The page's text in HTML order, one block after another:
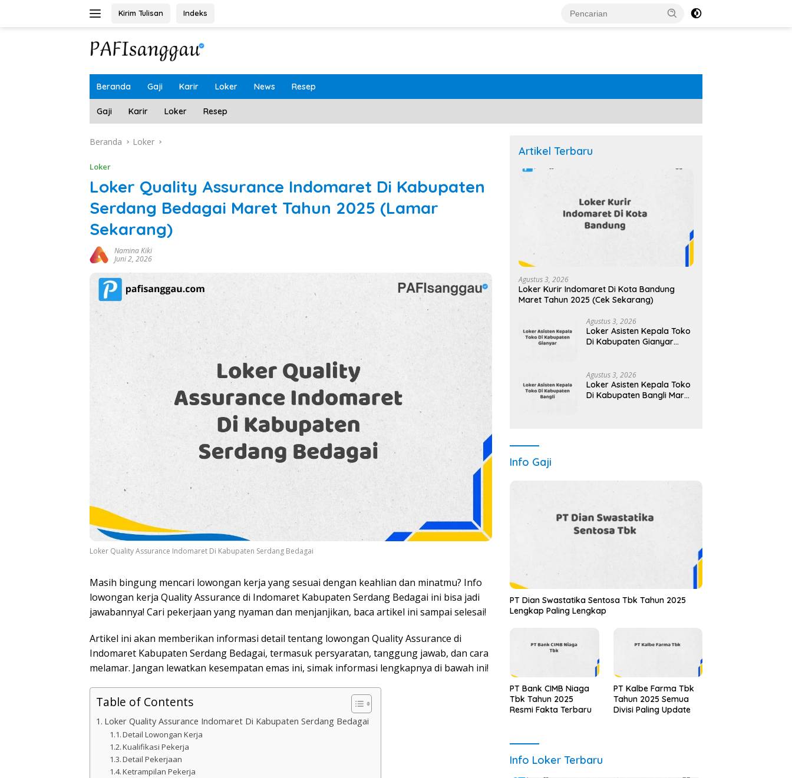
Kirim Tulisan Indeks
Beranda Gaji Karir Loker News Resep
Gaji Karir Loker Resep
Beranda Loker
Loker
Loker Quality Assurance Indomaret Di Kabupaten
Serdang Bedagai Maret Tahun 2025 (Lamar
Sekarang)
Namina Kiki
Juni 2, 2026
Loker Quality Assurance Indomaret Di Kabupaten Serdang Bedagai
Masih bingung mencari lowongan kerja yang sesuai dengan keahlian dan minatmu? Info
lowongan kerja Quality Assurance di Indomaret Kabupaten Serdang Bedagai ini bisa jadi
jawabannya! Cari pekerjaan yang nyaman dan menjanjikan, baca artikel ini sampai selesai!
Artikel ini akan memberikan informasi detail tentang lowongan Quality Assurance di
Indomaret Kabupaten Serdang Bedagai, termasuk persyaratan, tanggung jawab, dan cara
melamar. Jangan lewatkan kesempatan emas ini, simak informasi lengkapnya di bawah ini!
Table of Contents
Loker Quality Assurance Indomaret Di Kabupaten Serdang Bedagai
Detail Lowongan Kerja
Kualifikasi Pekerja
Detail Pekerjaan
Ketrampilan Pekerja
Artikel Terbaru
Agustus 3, 2026
Loker Kurir Indomaret Di Kota Bandung
Maret Tahun 2025 (Cek Sekarang)
Agustus 3, 2026
Loker Asisten Kepala Toko
Di Kabupaten Gianyar
Agustus 3, 2026
Loker Asisten Kepala Toko
Di Kabupaten Bangli Maret
Info Gaji
PT Dian Swastatika Sentosa Tbk Tahun 2025
Lengkap Paling Lengkap
PT Bank CIMB Niaga
Tbk Tahun 2025
Resmi Fakta Terbaru
PT Kalbe Farma Tbk
Tahun 2025 Semua
Divisi Paling Update
Info Loker Terbaru